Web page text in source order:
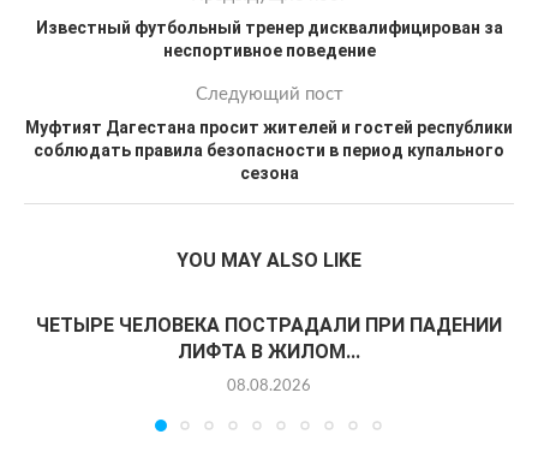
Известный футбольный тренер дисквалифицирован за
неспортивное поведение
Следующий пост
Муфтият Дагестана просит жителей и гостей республики
соблюдать правила безопасности в период купального
сезона
YOU MAY ALSO LIKE
ЧЕТЫРЕ ЧЕЛОВЕКА ПОСТРАДАЛИ ПРИ ПАДЕНИИ
ЛИФТА В ЖИЛОМ...
08.08.2026